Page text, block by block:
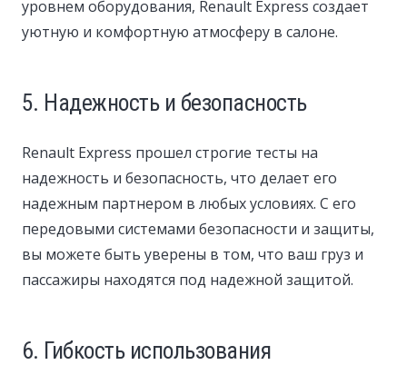
уровнем оборудования, Renault Express создает
уютную и комфортную атмосферу в салоне.
5. Надежность и безопасность
Renault Express прошел строгие тесты на
надежность и безопасность, что делает его
надежным партнером в любых условиях. С его
передовыми системами безопасности и защиты,
вы можете быть уверены в том, что ваш груз и
пассажиры находятся под надежной защитой.
6. Гибкость использования